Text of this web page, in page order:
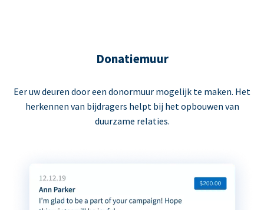
Donatiemuur
Eer uw deuren door een donormuur mogelijk te maken. Het
herkennen van bijdragers helpt bij het opbouwen van
duurzame relaties.